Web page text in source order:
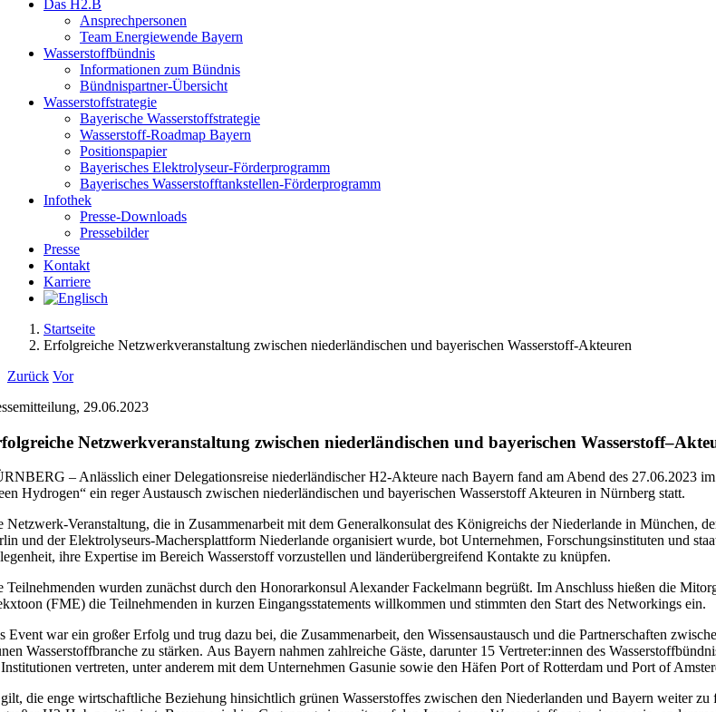
Das H2.B
Ansprechpersonen
Team Energiewende Bayern
Wasserstoffbündnis
Informationen zum Bündnis
Bündnispartner-Übersicht
Wasserstoffstrategie
Bayerische Wasserstoffstrategie
Wasserstoff-Roadmap Bayern
Positionspapier
Bayerisches Elektrolyseur-Förderprogramm
Bayerisches Wasserstofftankstellen-Förderprogramm
Infothek
Presse-Downloads
Pressebilder
Presse
Kontakt
Karriere
Startseite
Erfolgreiche Netzwerkveranstaltung zwischen niederländischen und bayerischen Wasserstoff-Akteuren
Zurück Vor
29.06.2023
lgreiche Netzwerkveranstaltung zwischen niederländischen und bayerischenWasserstoff–
– Anlässlich einer Delegationsreise niederländischer H2-Akteure nach Bayern fand am Abend des 27.06.2023
Hydrogen“ ein reger Austausch zwischen niederländischen und bayerischen Wasserstoff Akteuren in Nürnberg statt.
Netzwerk-Veranstaltung, die in Zusammenarbeit mit dem Generalkonsulat des Königreichs der Niederlande in München,
und der Elektrolyseurs-Machersplattform Niederlande organisiert wurde, bot Unternehmen, Forschungsinstituten und
ihre Expertise im Bereich Wasserstoff vorzustellen und länderübergreifend Kontakte zu knüpfen.
Teilnehmenden wurden zunächst durch den Honorarkonsul Alexander Fackelmann begrüßt. Im Anschluss hießen die
(FME)die Teilnehmenden in kurzen Eingangsstatements willkommen und stimmten den Start des Networkings ein.
Event war ein großer Erfolg und trug dazu bei, die Zusammenarbeit, den Wissensaustausch und die Partnerschaften
Wasserstoffbranche zu stärken.Aus Bayern nahmen zahlreiche Gäste, darunter 15 Vertreter:innen des
vertreten, unter anderem mit dem Unternehmen Gasunie sowie den Häfen Port of Rotterdam und Port of
die enge wirtschaftliche Beziehung hinsichtlich grünen Wasserstoffes zwischen den Niederlanden und Bayern weiter